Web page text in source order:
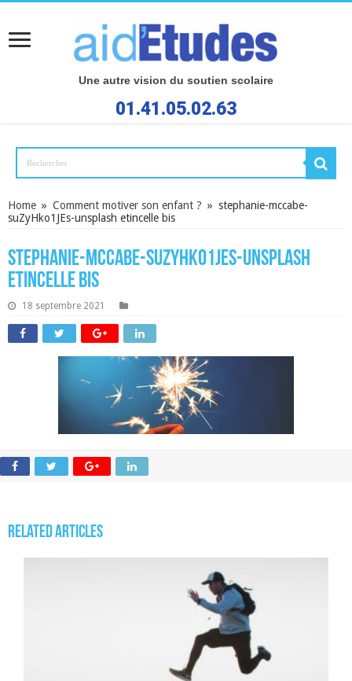
Une autre vision du soutien scolaire
01.41.05.02.63
Home » Comment motiver son enfant ? » stephanie-mccabe-
suZyHko1JEs-unsplash etincelle bis
stephanie-mccabe-suZyHko1JEs-unsplash
etincelle bis
18 septembre 2021
Related Articles